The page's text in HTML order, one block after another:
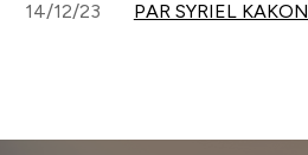
14/12/23 PAR SYRIEL KAKON